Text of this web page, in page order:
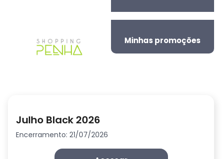
Minhas promoções
Julho Black 2026
Encerramento: 21/07/2026